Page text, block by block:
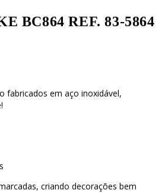
BC864 REF. 83-5864
fabricados em aço inoxidável,
criando decorações bem